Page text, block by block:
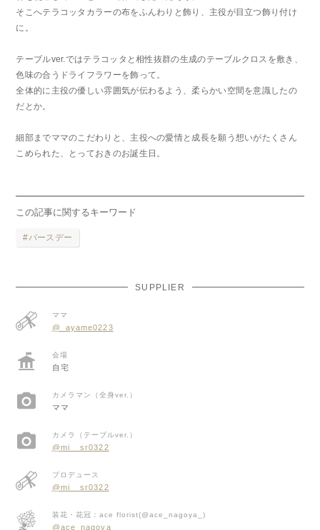
そこへテラコッタカラーの布をふんわりと飾り、主役が目立つ飾り付け
に。
テーブルver.ではテラコッタと相性抜群の生成のテーブルクロスを敷き、
色味の合うドライフラワーを飾って。
全体的に主役の優しい雰囲気が伝わるよう、柔らかい空間を意識したの
だとか。
細部までママのこだわりと、主役への愛情と成長を願う想いがたくさん
こめられた、とっておきのお誕生日。
この記事に関するキーワード
バースデー
SUPPLIER
ママ
@_ayame0223
会場
自宅
カメラマン（全身ver.）
ママ
カメラ（テーブルver.）
@mi__sr0322
プロデュース
@mi__sr0322
装花・花冠：ace florist(@ace_nagoya_)
@ace_nagoya_